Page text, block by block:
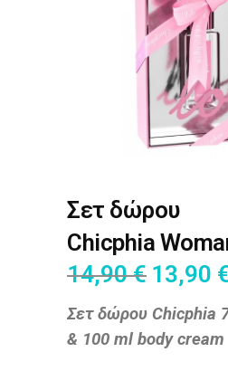
Σετ δώρου
Chicphia
14,90€ 13,90
Σετ δώρου Chicphia
& 100 ml body cream